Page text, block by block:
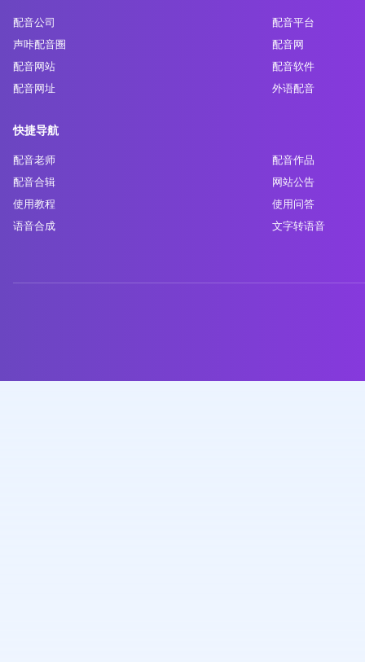
配音公司
配音平台
声咔配音圈
配音网
配音网站
配音软件
配音网址
外语配音
快捷导航
配音老师
配音作品
配音合辑
网站公告
使用教程
使用问答
语音合成
文字转语音